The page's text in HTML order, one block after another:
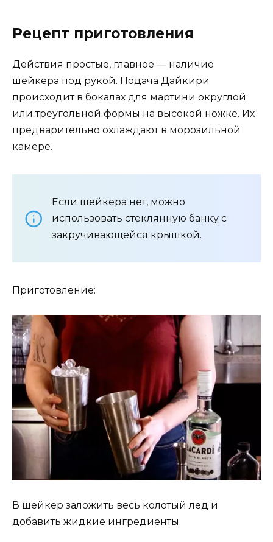
Рецепт приготовления
Действия простые, главное — наличие
шейкера под рукой. Подача Дайкири
происходит в бокалах для мартини округлой
или треугольной формы на высокой ножке. Их
предварительно охлаждают в морозильной
камере.
Если шейкера нет, можно
использовать стеклянную банку с
закручивающейся крышкой.
Приготовление:
В шейкер заложить весь колотый лед и
добавить жидкие ингредиенты.